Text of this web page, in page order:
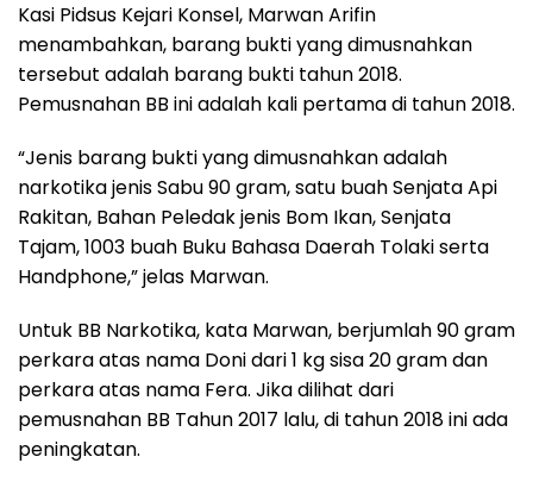
Kasi Pidsus Kejari Konsel, Marwan Arifin
menambahkan, barang bukti yang dimusnahkan
tersebut adalah barang bukti tahun 2018.
Pemusnahan BB ini adalah kali pertama di tahun 2018.
“Jenis barang bukti yang dimusnahkan adalah
narkotika jenis Sabu 90 gram, satu buah Senjata Api
Rakitan, Bahan Peledak jenis Bom Ikan, Senjata
Tajam, 1003 buah Buku Bahasa Daerah Tolaki serta
Handphone,” jelas Marwan.
Untuk BB Narkotika, kata Marwan, berjumlah 90 gram
perkara atas nama Doni dari 1 kg sisa 20 gram dan
perkara atas nama Fera. Jika dilihat dari
pemusnahan BB Tahun 2017 lalu, di tahun 2018 ini ada
peningkatan.